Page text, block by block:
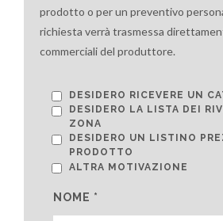
prodotto o per un preventivo
richiesta verrà trasmessa
commerciali del produttore.
DESIDERO RICEVERE UN
DESIDERO LA LISTA DEI
ZONA
DESIDERO UN LISTINO
PRODOTTO
ALTRA MOTIVAZIONE
NOME *